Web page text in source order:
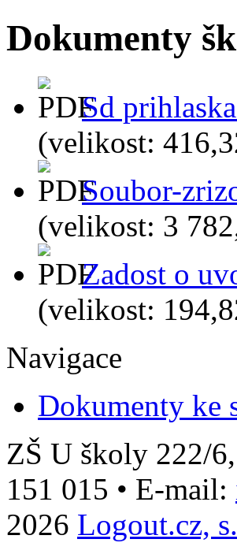
Dokumenty
Sd
(velikost:
Soubor-
(velikost: 3
Zadost o
(velikost:
Navigace
Dokumenty ke
ZŠ U školy 222/
151 015 • E-mail:
2026 Logout.cz,